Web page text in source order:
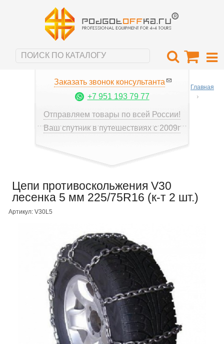
Заказать звонок консультанта
+7 951 193 79 77
Отправляем товары по всей России!
Ваш спутник в путешествиях с 2009г
Главная
Цепи противоскольжения V30
лесенка 5 мм 225/75R16 (к-т 2 шт.)
Артикул: V30L5